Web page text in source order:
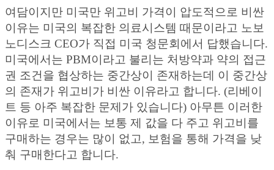
여담이지만 미국만 위고비 가격이 압도적으로 비싼
이유는 미국의 복잡한 의료시스템 때문이라고 노보
노디스크 CEO가 직접 미국 청문회에서 답했습니다.
미국에서는 PBM이라고 불리는 처방약과 약의 접근
권 조건을 협상하는 중간상이 존재하는데 이 중간상
의 존재가 위고비가 비싼 이유라고 합니다. (리베이
트 등 아주 복잡한 문제가 있습니다) 아무튼 이러한
이유로 미국에서는 보통 제 값을 다 주고 위고비를
구매하는 경우는 많이 없고, 보험을 통해 가격을 낮
춰 구매한다고 합니다.